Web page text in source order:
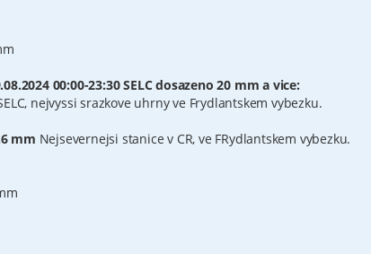
00:00-23:30 SELC dosazeno 20 mm a vice:
nejvyssi srazkove uhrny ve Frydlantskem vybezku.
mm Nejsevernejsi stanice v CR, ve FRydlantskem vybezku.